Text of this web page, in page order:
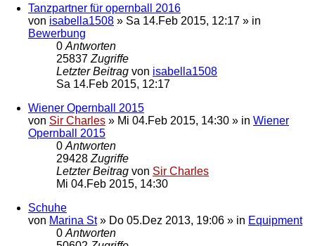
Tanzpartner für opernball 2016
von isabella1508 » Sa 14.Feb 2015, 12:17 » in
Bewerbung
0 Antworten
25837 Zugriffe
Letzter Beitrag von isabella1508
Sa 14.Feb 2015, 12:17
Wiener Opernball 2015
von Sir Charles » Mi 04.Feb 2015, 14:30 » in Wiener
Opernball 2015
0 Antworten
29428 Zugriffe
Letzter Beitrag von Sir Charles
Mi 04.Feb 2015, 14:30
Schuhe
von Marina St» Do 05.Dez 2013, 19:06 » in Equipment
0 Antworten